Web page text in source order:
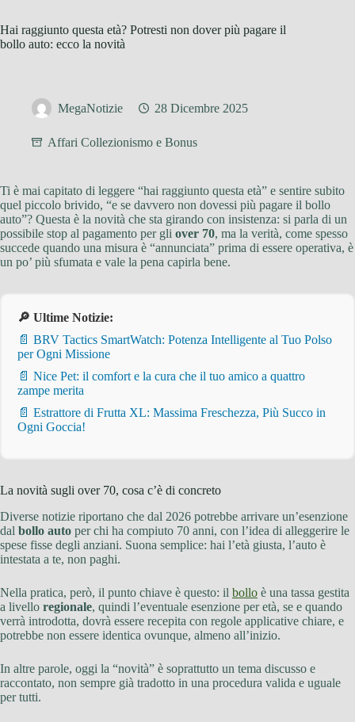
Hai raggiunto questa età? Potresti non dover più pagare il
bollo auto: ecco la novità
MegaNotizie 28 Dicembre 2025
Affari Collezionismo e Bonus
Ti è mai capitato di leggere “hai raggiunto questa età” e sentire subito
quel piccolo brivido, “e se davvero non dovessi più pagare il bollo
auto”? Questa è la novità che sta girando con insistenza: si parla di un
possibile stop al pagamento per gli over 70, ma la verità, come spesso
succede quando una misura è “annunciata” prima di essere operativa, è
un po’ più sfumata e vale la pena capirla bene.
🔎 Ultime Notizie:
📄 BRV Tactics SmartWatch: Potenza Intelligente al Tuo Polso
per Ogni Missione
📄 Nice Pet: il comfort e la cura che il tuo amico a quattro
zampe merita
📄 Estrattore di Frutta XL: Massima Freschezza, Più Succo in
Ogni Goccia!
La novità sugli over 70, cosa c’è di concreto
Diverse notizie riportano che dal 2026 potrebbe arrivare un’esenzione
dal bollo auto per chi ha compiuto 70 anni, con l’idea di alleggerire le
spese fisse degli anziani. Suona semplice: hai l’età giusta, l’auto è
intestata a te, non paghi.
Nella pratica, però, il punto chiave è questo: il bollo è una tassa gestita
a livello regionale, quindi l’eventuale esenzione per età, se e quando
verrà introdotta, dovrà essere recepita con regole applicative chiare, e
potrebbe non essere identica ovunque, almeno all’inizio.
In altre parole, oggi la “novità” è soprattutto un tema discusso e
raccontato, non sempre già tradotto in una procedura valida e uguale
per tutti.